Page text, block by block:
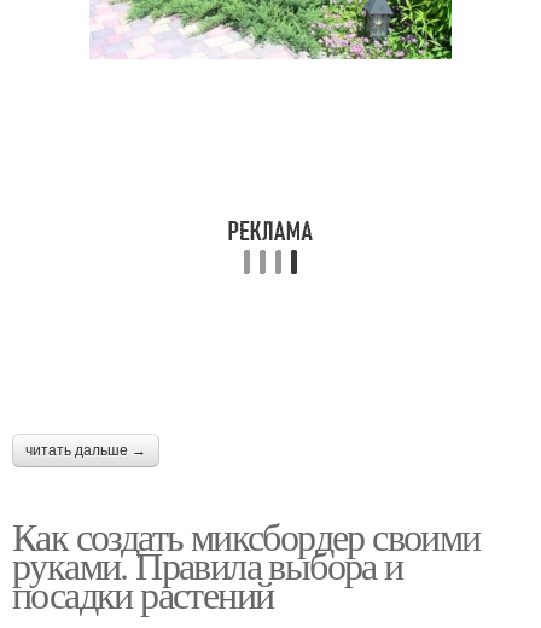
читать дальше →
Как создать миксбордер своими
руками. Правила выбора и
посадки растений